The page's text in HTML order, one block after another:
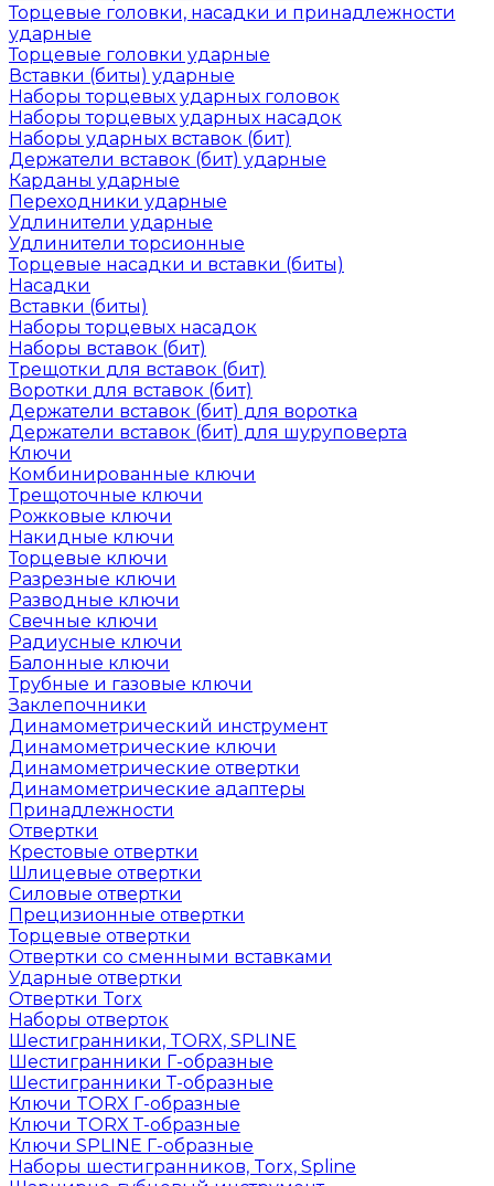
Торцевые головки, насадки и принадлежности
ударные
Торцевые головки ударные
Вставки (биты) ударные
Наборы торцевых ударных головок
Наборы торцевых ударных насадок
Наборы ударных вставок (бит)
Держатели вставок (бит) ударные
Карданы ударные
Переходники ударные
Удлинители ударные
Удлинители торсионные
Торцевые насадки и вставки (биты)
Насадки
Вставки (биты)
Наборы торцевых насадок
Наборы вставок (бит)
Трещотки для вставок (бит)
Воротки для вставок (бит)
Держатели вставок (бит) для воротка
Держатели вставок (бит) для шуруповерта
Ключи
Комбинированные ключи
Трещоточные ключи
Рожковые ключи
Накидные ключи
Торцевые ключи
Разрезные ключи
Разводные ключи
Свечные ключи
Радиусные ключи
Балонные ключи
Трубные и газовые ключи
Заклепочники
Динамометрический инструмент
Динамометрические ключи
Динамометрические отвертки
Динамометрические адаптеры
Принадлежности
Отвертки
Крестовые отвертки
Шлицевые отвертки
Силовые отвертки
Прецизионные отвертки
Торцевые отвертки
Отвертки со сменными вставками
Ударные отвертки
Отвертки Torx
Наборы отверток
Шестигранники, TORX, SPLINE
Шестигранники Г-образные
Шестигранники Т-образные
Ключи TORX Г-образные
Ключи TORX Т-образные
Ключи SPLINE Г-образные
Наборы шестигранников, Torx, Spline